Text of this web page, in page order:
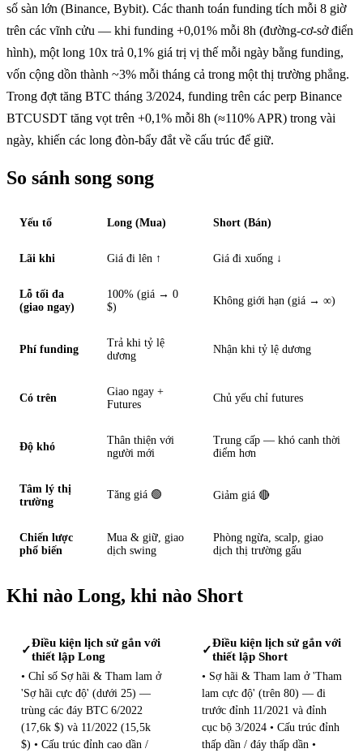
số sàn lớn (Binance, Bybit). Các thanh toán funding tích mỗi 8 giờ
trên các vĩnh cửu — khi funding +0,01% mỗi 8h (đường-cơ-sở điển
hình), một long 10x trả 0,1% giá trị vị thế mỗi ngày bằng funding,
vốn cộng dồn thành ~3% mỗi tháng cả trong một thị trường phẳng.
Trong đợt tăng BTC tháng 3/2024, funding trên các perp Binance
BTCUSDT tăng vọt trên +0,1% mỗi 8h (≈110% APR) trong vài
ngày, khiến các long đòn-bẩy đắt về cấu trúc để giữ.
So sánh song song
Yếu tố Long (Mua) Short (Bán)
Lãi khi Giá đi lên ↑ Giá đi xuống ↓
Lỗ tối đa
(giao ngay)
100% (giá → 0
$)
Không giới hạn (giá → ∞)
Phí funding
Trả khi tỷ lệ
dương
Nhận khi tỷ lệ dương
Có trên
Giao ngay +
Futures
Chủ yếu chỉ futures
Độ khó
Thân thiện với
người mới
Trung cấp — khó canh thời
điểm hơn
Tâm lý thị
trường
Tăng giá 🟢 Giảm giá 🔴
Chiến lược
phổ biến
Mua & giữ, giao
dịch swing
Phòng ngừa, scalp, giao
dịch thị trường gấu
Khi nào Long, khi nào Short
✓
Điều kiện lịch sử gắn với
thiết lập Long
• Chỉ số Sợ hãi & Tham lam ở
'Sợ hãi cực độ' (dưới 25) —
trùng các đáy BTC 6/2022
(17,6k $) và 11/2022 (15,5k
$) • Cấu trúc đỉnh cao dần /
✓
Điều kiện lịch sử gắn với
thiết lập Short
• Sợ hãi & Tham lam ở 'Tham
lam cực độ' (trên 80) — đi
trước đỉnh 11/2021 và đỉnh
cục bộ 3/2024 • Cấu trúc đỉnh
thấp dần / đáy thấp dần •